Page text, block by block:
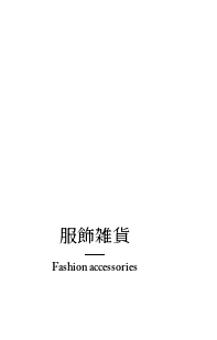
服飾雑貨
Fashion accessories